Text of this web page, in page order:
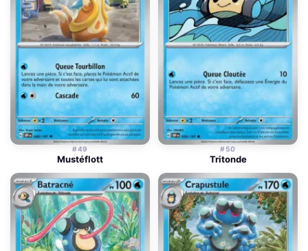
#49
Mustéflott
#50
Tritonde